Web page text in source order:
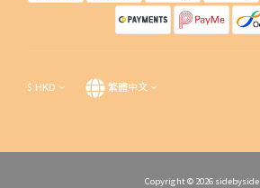
$ HKD 繁體中文
Copyright © 2026 sidebyside